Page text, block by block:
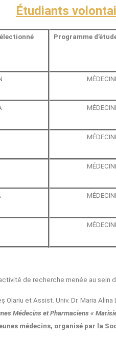
Étudiants
Programme
de recherche menée au sein
Olariu et Assist. Univ. Dr. Maria
Médecins et Pharmaciens «
médecins, organisé par la